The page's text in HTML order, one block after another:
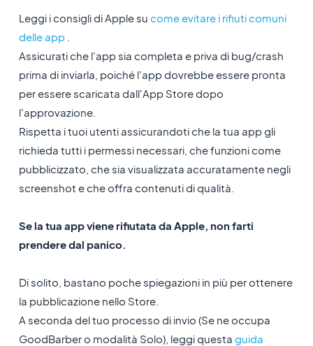
Leggi i consigli di Apple su come evitare i rifiuti comuni
delle app.
Assicurati che l'app sia completa e priva di bug/crash
prima di inviarla, poiché l'app dovrebbe essere pronta
per essere scaricata dall'App Store dopo
l'approvazione.
Rispetta i tuoi utenti assicurandoti che la tua app gli
richieda tutti i permessi necessari, che funzioni come
pubblicizzato, che sia visualizzata accuratamente negli
screenshot e che offra contenuti di qualità.
Se la tua app viene rifiutata da Apple, non farti
prendere dal panico.
Di solito, bastano poche spiegazioni in più per ottenere
la pubblicazione nello Store.
A seconda del tuo processo di invio (Se ne occupa
GoodBarber o modalità Solo), leggi questa guida